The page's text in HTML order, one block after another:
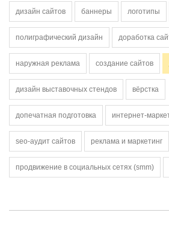
дизайн сайтов баннеры логотипы
полиграфический дизайн доработка
наружная реклама создание сайтов
дизайн выставочных стендов вёрстка
допечатная подготовка интернет-
seo-аудит сайтов реклама и маркетинг
продвижение в социальных сетях (smm)